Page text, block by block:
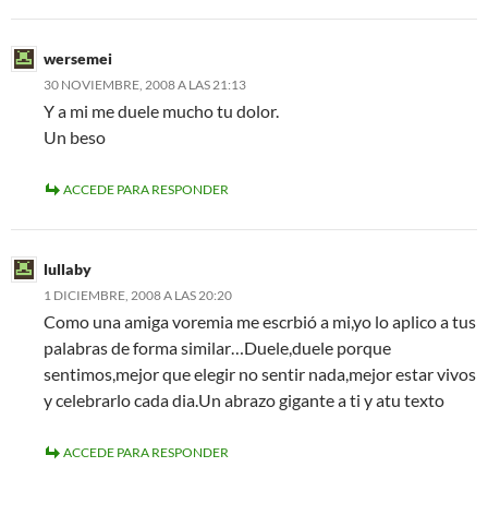
wersemei
30 NOVIEMBRE, 2008 A LAS 21:13
Y a mi me duele mucho tu dolor.
Un beso
ACCEDE PARA RESPONDER
lullaby
1 DICIEMBRE, 2008 A LAS 20:20
Como una amiga voremia me escrbió a mi,yo lo aplico a tus
palabras de forma similar…Duele,duele porque
sentimos,mejor que elegir no sentir nada,mejor estar vivos
y celebrarlo cada dia.Un abrazo gigante a ti y atu texto
ACCEDE PARA RESPONDER